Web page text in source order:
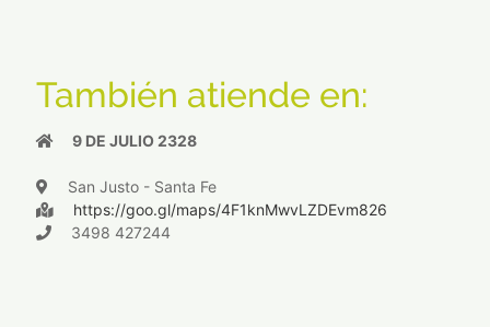
También atiende en:
9 DE JULIO 2328
San Justo - Santa Fe
https://goo.gl/maps/4F1knMwvLZDEvm826
3498 427244